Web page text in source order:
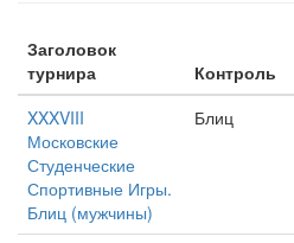
Заголовок
турнира
Контроль
XXXVIII
Московские
Студенческие
Спортивные Игры.
Блиц (мужчины)
Блиц